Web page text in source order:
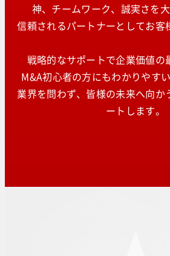
神、チームワーク、誠実さを大
信頼されるパートナーとしてお客
戦略的なサポートで企業価値の
M&A初心者の方にもわかりやす
業界を問わず、皆様の未来へ向か
ートします。